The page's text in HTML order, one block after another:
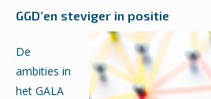
GGD’en steviger in positie
De
ambities in
het GALA